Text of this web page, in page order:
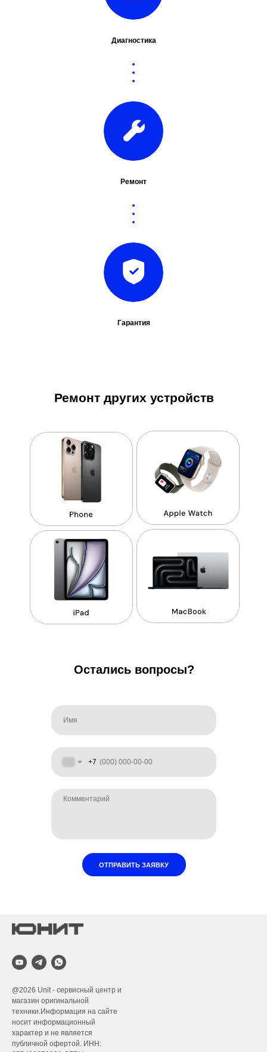
Диагностика
Ремонт
Гарантия
Ремонт других устройств
Остались вопросы?
+7
ОТПРАВИТЬ ЗАЯВКУ
@2026 Unit - сервисный центр и
магазин оригинальной
техники.Информация на сайте
носит информационный
характер и не является
публичной офертой. ИНН: